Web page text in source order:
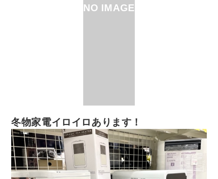
NO IMAGE
冬物家電イロイロあります！